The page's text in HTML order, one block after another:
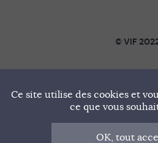
© VIF
SOUTENIR
NOTRE
QUI SOMMES-
Ce site utilise des cookies et
ce que vous
OK, tout